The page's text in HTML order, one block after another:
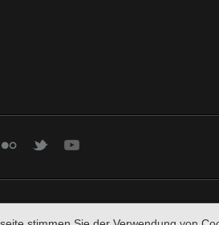
Felgen, Fahrwerke,